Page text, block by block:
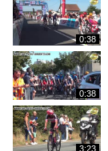
0:38
0:38
3:23